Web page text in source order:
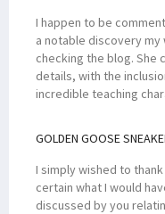
I happen to be
a notable discovery
checking the blog. She
details, with the
incredible teaching
GOLDEN GOOSE
I simply wished to
certain what I would
discussed by you